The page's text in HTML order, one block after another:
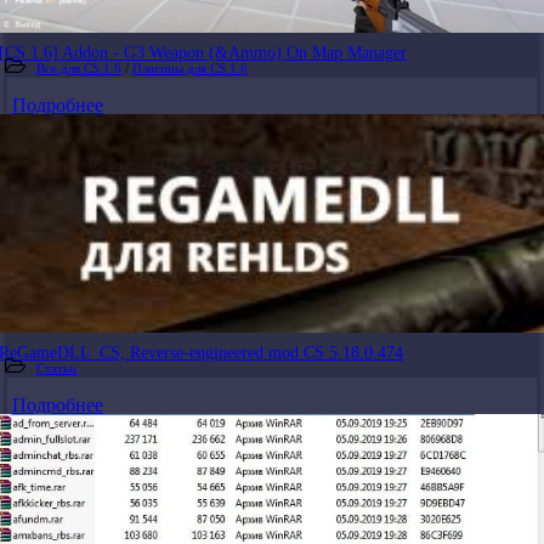
[CS 1.6] Addon - G3 Weapon (&Ammo) On Map Manager
Все для CS 1.6 / Плагины для CS 1.6
Подробнее
ReGameDLL_CS, Reverse-engineered mod CS 5.18.0.474
Статьи
Подробнее